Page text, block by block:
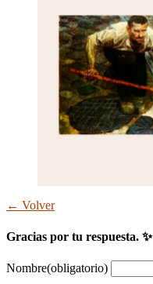
← Volver
Gracias por tu respuesta. ✨
Nombre(obligatorio)